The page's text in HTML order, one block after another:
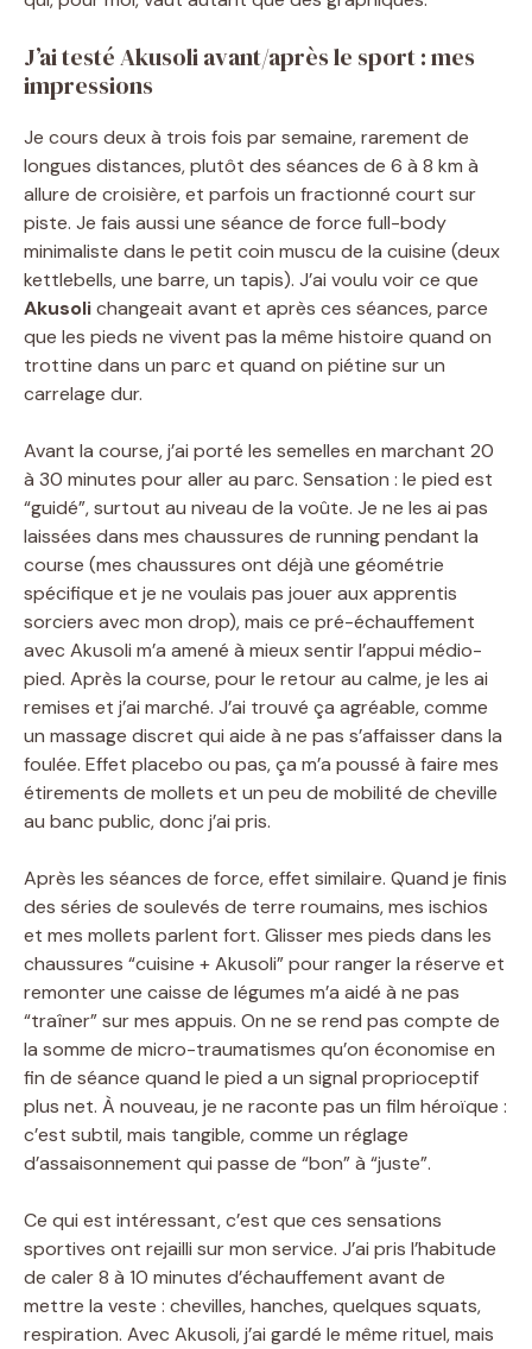
J’ai testé Akusoli avant/après le sport : mes
impressions
Je cours deux à trois fois par semaine, rarement de
longues distances, plutôt des séances de 6 à 8 km à
allure de croisière, et parfois un fractionné court sur
piste. Je fais aussi une séance de force full-body
minimaliste dans le petit coin muscu de la cuisine (deux
kettlebells, une barre, un tapis). J’ai voulu voir ce que
Akusolichangeait avant et après ces séances, parce
que les pieds ne vivent pas la même histoire quand on
trottine dans un parc et quand on piétine sur un
carrelage dur.
Avant la course, j’ai porté les semelles en marchant 20
à 30 minutes pour aller au parc. Sensation : le pied est
“guidé”, surtout au niveau de la voûte. Je ne les ai pas
laissées dans mes chaussures de running pendant la
course (mes chaussures ont déjà une géométrie
spécifique et je ne voulais pas jouer aux apprentis
sorciers avec mon drop), mais ce pré-échauffement
avec Akusoli m’a amené à mieux sentir l’appui médio-
pied. Après la course, pour le retour au calme, je les ai
remises et j’ai marché. J’ai trouvé ça agréable, comme
un massage discret qui aide à ne pas s’affaisser dans la
foulée. Effet placebo ou pas, ça m’a poussé à faire mes
étirements de mollets et un peu de mobilité de cheville
au banc public, donc j’ai pris.
Après les séances de force, effet similaire. Quand je finis
des séries de soulevés de terre roumains, mes ischios
et mes mollets parlent fort. Glisser mes pieds dans les
chaussures “cuisine + Akusoli” pour ranger la réserve et
remonter une caisse de légumes m’a aidé à ne pas
“traîner” sur mes appuis. On ne se rend pas compte de
la somme de micro-traumatismes qu’on économise en
fin de séance quand le pied a un signal proprioceptif
plus net. À nouveau, je ne raconte pas un film héroïque :
c’est subtil, mais tangible, comme un réglage
d’assaisonnement qui passe de “bon” à “juste”.
Ce qui est intéressant, c’est que ces sensations
sportives ont rejailli sur mon service. J’ai pris l’habitude
de caler 8 à 10 minutes d’échauffement avant de
mettre la veste : chevilles, hanches, quelques squats,
respiration. Avec Akusoli, j’ai gardé le même rituel, mais